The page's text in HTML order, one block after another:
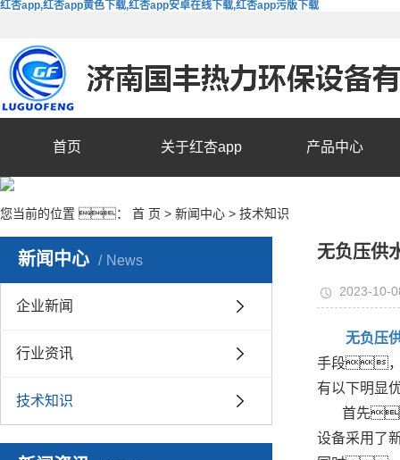
红杏app,红杏app黄色下载,红杏app安卓在线下载,红杏app污版下载
首页 关于红杏app 产品中心
您当前的位置 ： 首 页 > 新闻中心 > 技术知识
新闻中心 News
企业新闻
行业资讯
技术知识
无负压供
2023-10-
无负压
手段，
有以下明
首先
设备采用了